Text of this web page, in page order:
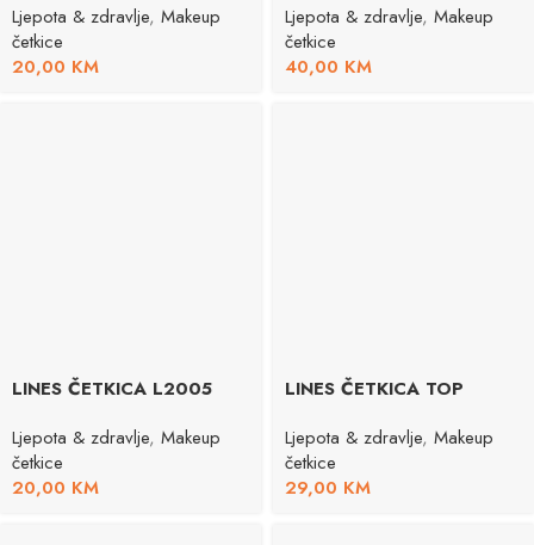
Ljepota & zdravlje, Makeup
četkice
20,00 KM
Ljepota & zdravlje, Makeup
četkice
40,00 KM
LINES ČETKICA L2005
Ljepota & zdravlje, Makeup
četkice
20,00 KM
LINES ČETKICA TOP
Ljepota & zdravlje, Makeup
četkice
29,00 KM